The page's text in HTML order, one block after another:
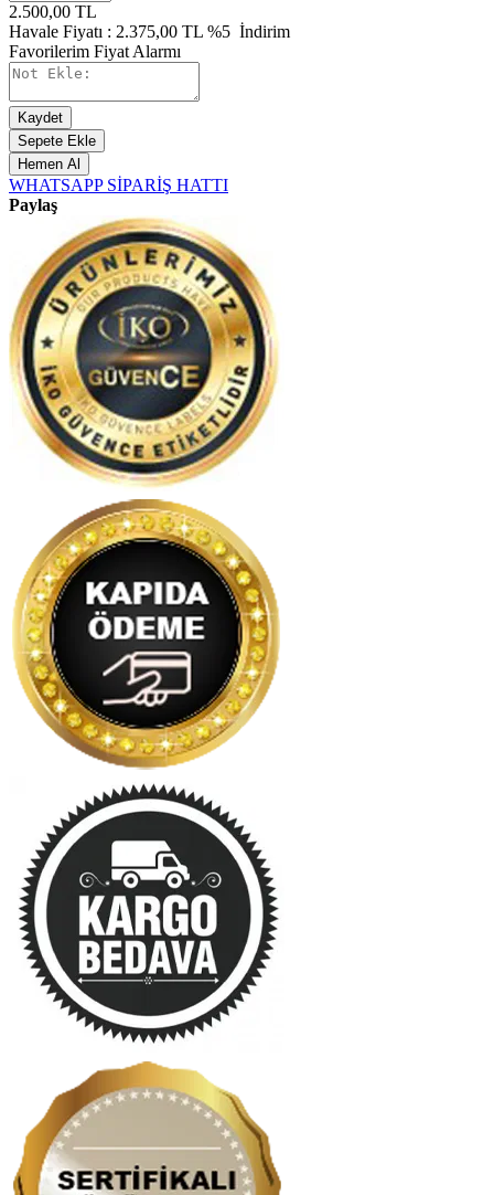
2.500,00 TL
Havale Fiyatı : 2.375,00 TL %5 İndirim
Favorilerim Fiyat Alarmı
Kaydet
Sepete Ekle
Hemen Al
WHATSAPP SİPARİŞ HATTI
Paylaş